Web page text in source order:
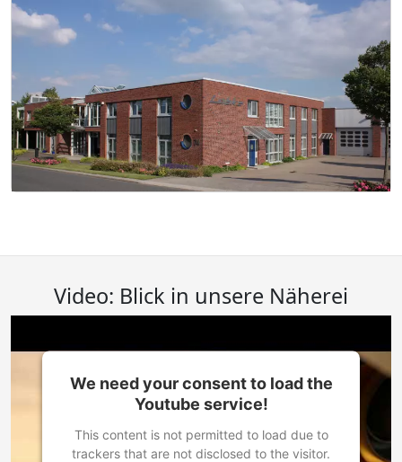
Video: Blick in unsere Näherei
We need your consent to load the
Youtube service!
This content is not permitted to load due to
trackers that are not disclosed to the visitor.